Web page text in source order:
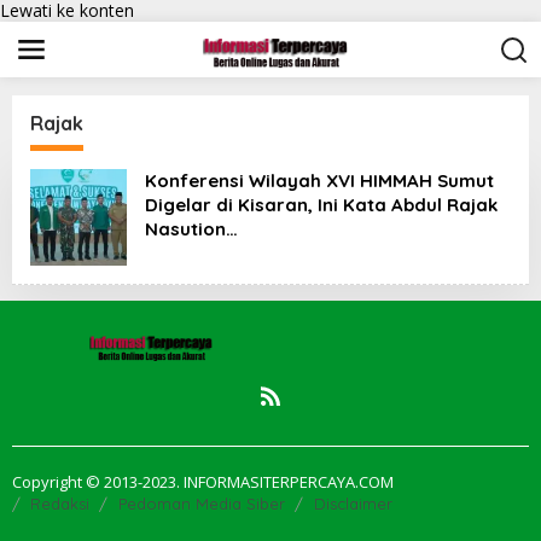
Lewati ke konten
Rajak
Konferensi Wilayah XVI HIMMAH Sumut
Digelar di Kisaran, Ini Kata Abdul Rajak
Nasution…
Copyright © 2013-2023. INFORMASITERPERCAYA.COM
Redaksi Pedoman Media Siber Disclaimer